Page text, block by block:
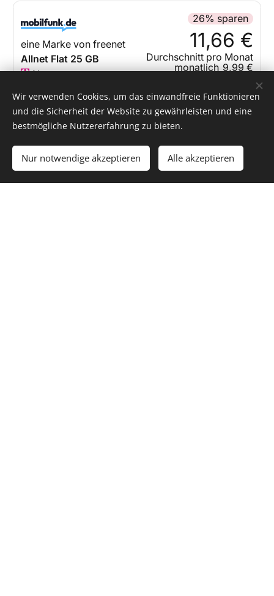
Wir verwenden Cookies, um das einwandfreie Funktionieren
und die Sicherheit der Website zu gewährleisten und eine
bestmögliche Nutzererfahrung zu bieten.
Nur notwendige akzeptieren Alle akzeptieren